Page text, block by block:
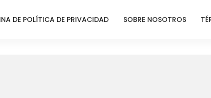
DE POLÍTICA DE PRIVACIDAD SOBRE NOSOTROS